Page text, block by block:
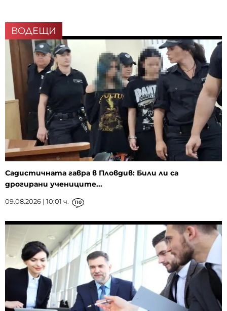
ВОДЕЩИ
Садистичната гавра в Пловдив: Били ли са
дрогирани учениците...
09.08.2026 | 10:01 ч. 110